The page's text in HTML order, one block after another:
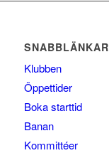
SNABBLÄNKAR
Klubben
Öppettider
Boka starttid
Banan
Kommittéer